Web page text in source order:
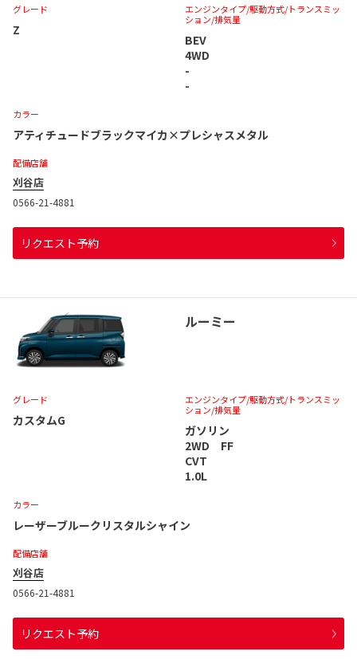
グレード
Z
エンジンタイプ/駆動方式/トランスミッ
ション/排気量
BEV
4WD
-
-
カラー
アティチュードブラックマイカ×プレシャスメタル
配備店舗
刈谷店
0566-21-4881
リクエスト予約
ルーミー
グレード
カスタムG
エンジンタイプ/駆動方式/トランスミッ
ション/排気量
ガソリン
2WD FF
CVT
1.0L
カラー
レーザーブルークリスタルシャイン
配備店舗
刈谷店
0566-21-4881
リクエスト予約